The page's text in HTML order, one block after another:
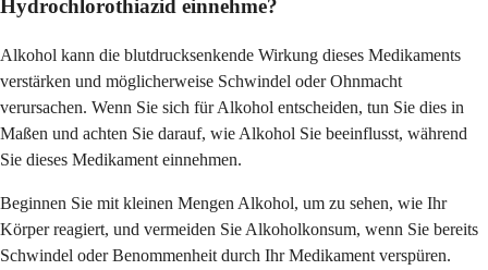
Hydrochlorothiazid einnehme?
Alkohol kann die blutdrucksenkende Wirkung dieses Medikaments
verstärken und möglicherweise Schwindel oder Ohnmacht
verursachen. Wenn Sie sich für Alkohol entscheiden, tun Sie dies in
Maßen und achten Sie darauf, wie Alkohol Sie beeinflusst, während
Sie dieses Medikament einnehmen.
Beginnen Sie mit kleinen Mengen Alkohol, um zu sehen, wie Ihr
Körper reagiert, und vermeiden Sie Alkoholkonsum, wenn Sie bereits
Schwindel oder Benommenheit durch Ihr Medikament verspüren.